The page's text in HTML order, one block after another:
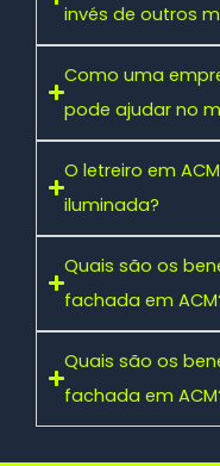
invés de outros
Como uma
pode ajudar no
O letreiro em
iluminada?
Quais são os
fachada em
Quais são os
fachada em